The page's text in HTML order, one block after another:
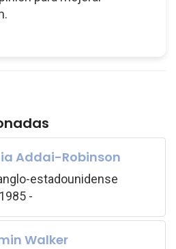
Addai-Robinson
estadounidense
-
Walker